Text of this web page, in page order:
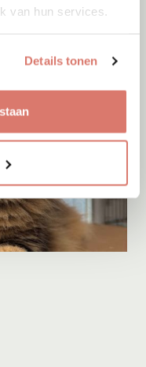
van hun services.
Details tonen